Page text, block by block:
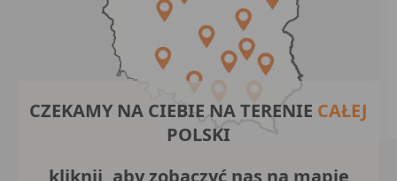
CZEKAMY NA CIEBIE NA TERENIE CAŁEJ
POLSKI
kliknij, aby zobaczyć nas na mapie